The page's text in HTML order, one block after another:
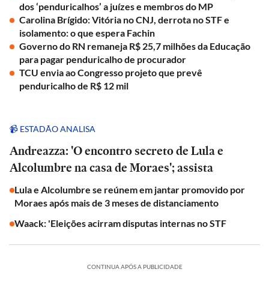
dos ‘penduricalhos’ a juízes e membros do MP
Carolina Brígido: Vitória no CNJ, derrota no STF e
isolamento: o que espera Fachin
Governo do RN remaneja R$ 25,7 milhões da Educação
para pagar penduricalho de procurador
TCU envia ao Congresso projeto que prevê
penduricalho de R$ 12 mil
📹 ESTADÃO ANALISA
Andreazza: 'O encontro secreto de Lula e
Alcolumbre na casa de Moraes'; assista
Lula e Alcolumbre se reúnem em jantar promovido por
Moraes após mais de 3 meses de distanciamento
Waack: 'Eleições acirram disputas internas no STF
CONTINUA APÓS A PUBLICIDADE